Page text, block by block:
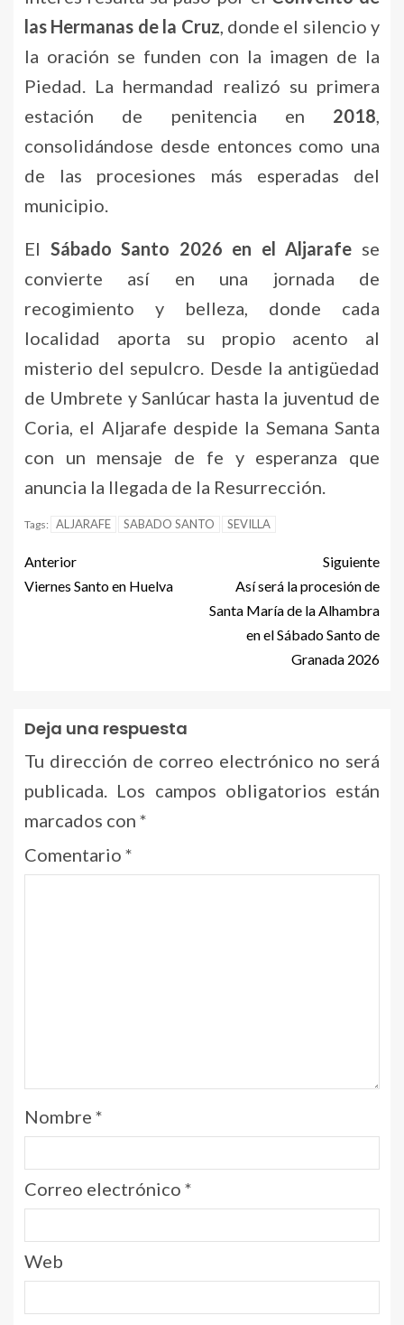
las Hermanas de la Cruz, donde el silencio y
la oración se funden con la imagen de la
Piedad. La hermandad realizó su primera
estación de penitencia en 2018,
consolidándose desde entonces como una
de las procesiones más esperadas del
municipio.
El Sábado Santo 2026 en el Aljarafe se
convierte así en una jornada de
recogimiento y belleza, donde cada
localidad aporta su propio acento al
misterio del sepulcro. Desde la antigüedad
de Umbrete y Sanlúcar hasta la juventud de
Coria, el Aljarafe despide la Semana Santa
con un mensaje de fe y esperanza que
anuncia la llegada de la Resurrección.
Tags: ALJARAFE SABADO SANTO SEVILLA
Anterior
Viernes Santo en Huelva
Siguiente
Así será la procesión de
Santa María de la Alhambra
en el Sábado Santo de
Granada 2026
Deja una respuesta
Tu dirección de correo electrónico no será
publicada. Los campos obligatorios están
marcados con *
Comentario *
Nombre *
Correo electrónico *
Web